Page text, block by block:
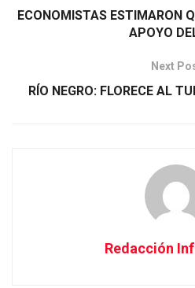
ECONOMISTAS ESTIMARON
APOYO
Next
RÍO NEGRO: FLORECE AL
Redacción